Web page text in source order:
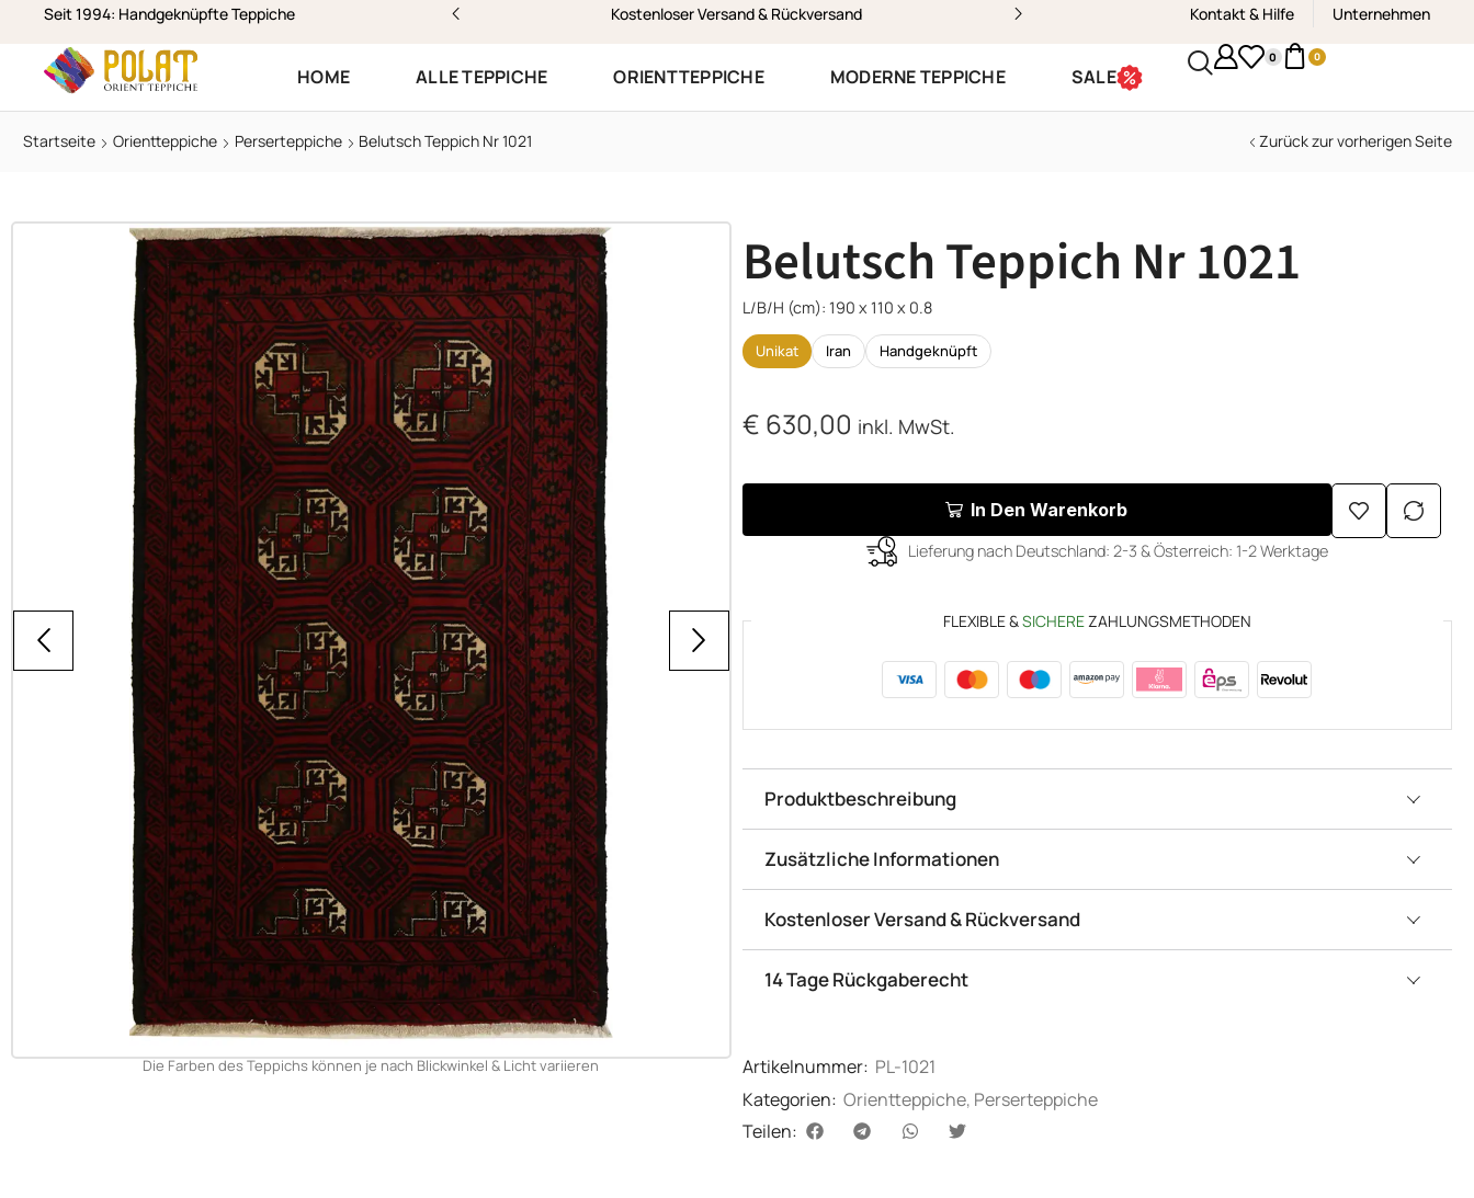
Seit 1994: Handgeknüpfte Teppiche
Versand & Rückversand Zustellung am selben Werktag in Vorarlberg Kostenloser Versand &
Kontakt & Hilfe Unternehmen
HOME ALLE TEPPICHE ORIENTTEPPICHE MODERNE TEPPICHE SALE
0 0
Startseite Orientteppiche Perserteppiche Belutsch Teppich Nr 1021 Zurück zur vorherigen Seite
Die Farben des Teppichs können je nach Blickwinkel & Licht variieren
Belutsch Teppich Nr 1021
L/B/H (cm): 190 x 110 x 0.8
Unikat Iran Handgeknüpft
€ 630,00 inkl. MwSt.
In Den Warenkorb
Lieferung nach Deutschland: 2-3 & Österreich: 1-2 Werktage
FLEXIBLE &SICHEREZAHLUNGSMETHODEN
Produktbeschreibung
Zusätzliche Informationen
Kostenloser Versand & Rückversand
14 Tage Rückgaberecht
Artikelnummer: PL-1021
Kategorien: Orientteppiche, Perserteppiche
Teilen: